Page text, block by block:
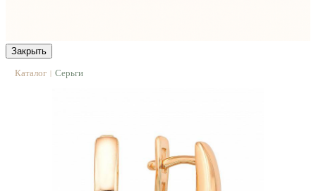
Закрыть
Каталог | Серьги